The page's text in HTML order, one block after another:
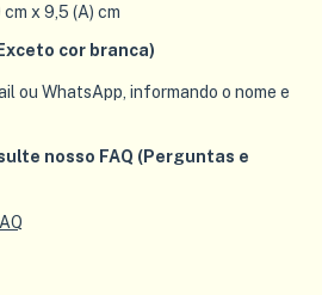
x 9,5 (A) cm
cor branca)
ou WhatsApp, informando o nome e
nosso FAQ (Perguntas e